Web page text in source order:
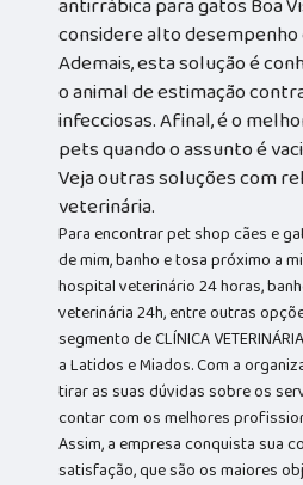
considere alto desempenho
Ademais, esta solução é
o animal de estimação
infecciosas. Afinal, é o
pets quando o assunto é
Veja outras soluções com
veterinária.
Para encontrar pet shop cães e
de mim, banho e tosa próximo a
hospital veterinário 24 horas,
veterinária 24h, entre outras
segmento de CLÍNICA
a Latidos e Miados. Com a
tirar as suas dúvidas sobre os
contar com os melhores
Assim, a empresa conquista sua
satisfação, que são os maiores